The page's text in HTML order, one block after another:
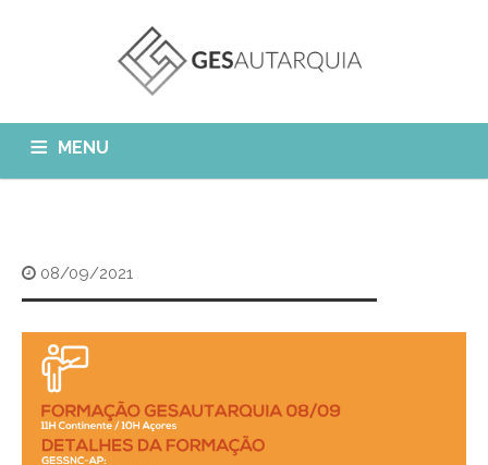
MENU
O que fazemos?
CLIENTES
FAQ
Custo da Chamada
08/09/2021